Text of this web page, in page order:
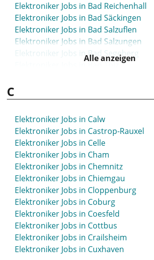
Elektroniker Jobs in Bad Reichenhall
Elektroniker Jobs in Bad Säckingen
Elektroniker Jobs in Bad Salzuflen
Elektroniker Jobs in Bad Salzungen
Elektroniker Jobs in Bad Segeberg
Elektroniker Jobs in Bad Windsheim
Elektroniker Jobs in Bad Zwischenahn
Elektroniker Jobs in Balingen
Elektroniker Jobs in Bamberg
Elektroniker Jobs in Barsinghausen
Elektroniker Jobs in Bassum
Elektroniker Jobs in Bautzen
Elektroniker Jobs in Bayreuth
Elektroniker Jobs in Beckum
Elektroniker Jobs in Beeskow
Elektroniker Jobs in Bensheim
Elektroniker Jobs in Berchtesgaden
Elektroniker Jobs in Bergedorf
Alle anzeigen
C
Elektroniker Jobs in Calw
Elektroniker Jobs in Castrop-Rauxel
Elektroniker Jobs in Celle
Elektroniker Jobs in Cham
Elektroniker Jobs in Chemnitz
Elektroniker Jobs in Chiemgau
Elektroniker Jobs in Cloppenburg
Elektroniker Jobs in Coburg
Elektroniker Jobs in Coesfeld
Elektroniker Jobs in Cottbus
Elektroniker Jobs in Crailsheim
Elektroniker Jobs in Cuxhaven